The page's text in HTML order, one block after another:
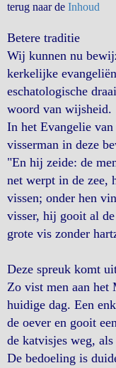
terug naar de Inhoud
Betere traditie
Wij kunnen nu
kerkelijke
eschatologische
woord van wijsheid.
In het Evangelie
visserman in deze
"En hij zeide: de
net werpt in de zee,
vissen; onder hen
visser, hij gooit al
grote vis zonder
Deze spreuk komt
Zo vist men aan het
huidige dag. Een
de oever en gooit
de katvisjes weg,
De bedoeling is